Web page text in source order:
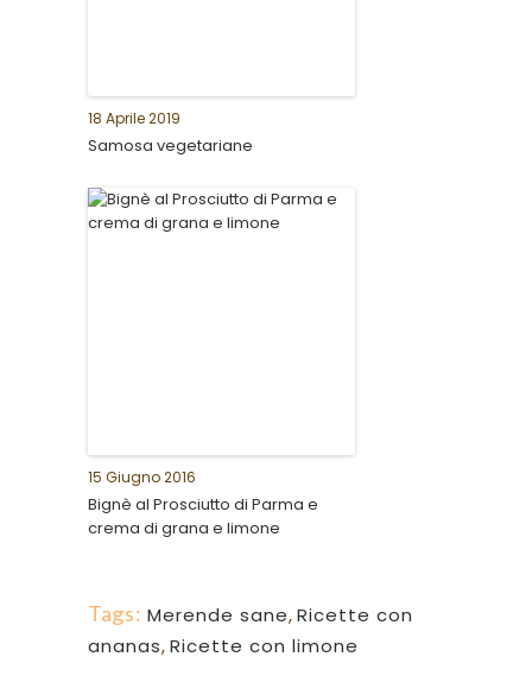
18 Aprile 2019
Samosa vegetariane
15 Giugno 2016
Bignè al Prosciutto di Parma e
crema di grana e limone
Tags: Merende sane,Ricette con
ananas,Ricette con limone